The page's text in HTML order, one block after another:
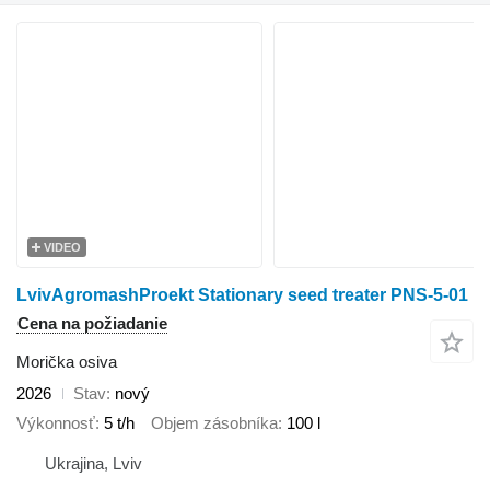
VIDEO
LvivAgromashProekt Stationary seed treater PNS-5-01
Cena na požiadanie
Morička osiva
2026
Stav nový
Výkonnosť 5 t/h Objem zásobníka 100 l
Ukrajina, Lviv